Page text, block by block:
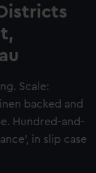
Scale:
backed and
Hundred-and-
in slip case